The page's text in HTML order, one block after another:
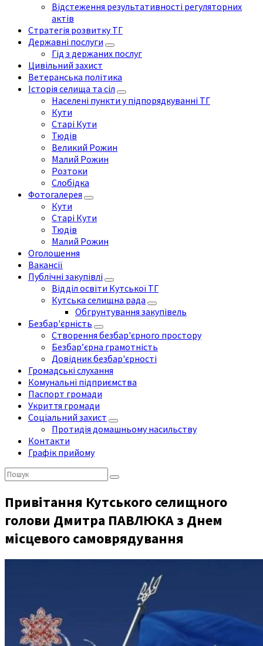
Відстеження результативності регуляторних
актів
Стратегія розвитку ТГ
Державні послуги
Гід з держаних послуг
Цивільний захист
Ветеранська політика
Історія селища та сіл
Населені пункти у підпорядкуванні ТГ
Кути
Старі Кути
Тюдів
Великий Рожин
Малий Рожин
Розтоки
Слобідка
Фотогалерея
Кути
Старі Кути
Тюдів
Малий Рожин
Оголошення
Вакансії
Публічні закупівлі
Відділ освіти Кутської ТГ
Кутська селищна рада
Обгрунтування закупівель
Безбар'єрність
Створення безбар'єрного простору
Безбар’єрна грамотність
Довідник безбар'єрності
Громадські слухання
Комунальні підприємства
Паспорт громади
Укриття громади
Соціальний захист
Протидія домашньому насильству
Контакти
Графік прийому
Пошук:
Привітання Кутського селищного
голови Дмитра ПАВЛЮКА з Днем
місцевого самоврядування